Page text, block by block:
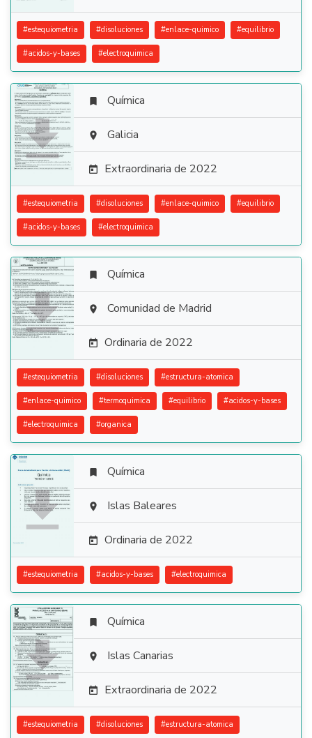
#estequiometria #disoluciones #enlace-quimico #equilibrio
#acidos-y-bases #electroquimica

 Química
 Galicia
 Extraordinaria de 2022
#estequiometria #disoluciones #enlace-quimico #equilibrio
#acidos-y-bases #electroquimica

 Química
 Comunidad de Madrid
 Ordinaria de 2022
#estequiometria #disoluciones #estructura-atomica
#enlace-quimico #termoquimica #equilibrio #acidos-y-bases
#electroquimica #organica

 Química
 Islas Baleares
 Ordinaria de 2022
#estequiometria #acidos-y-bases #electroquimica

 Química
 Islas Canarias
 Extraordinaria de 2022
#estequiometria #disoluciones #estructura-atomica